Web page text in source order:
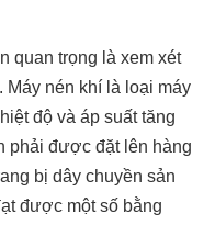
quan trọng là xem xét
Máy nén khí là loại máy
độ và áp suất tăng
phải được đặt lên hàng
bị dây chuyền sản
được một số bằng